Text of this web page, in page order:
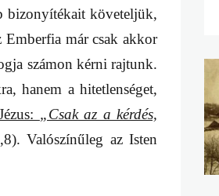
bizonyítékait követeljük,
Emberfia már csak akkor
számon kérni rajtunk.
hanem a hitetlenséget,
„Csak az a kérdés,
Valószínűleg az Isten